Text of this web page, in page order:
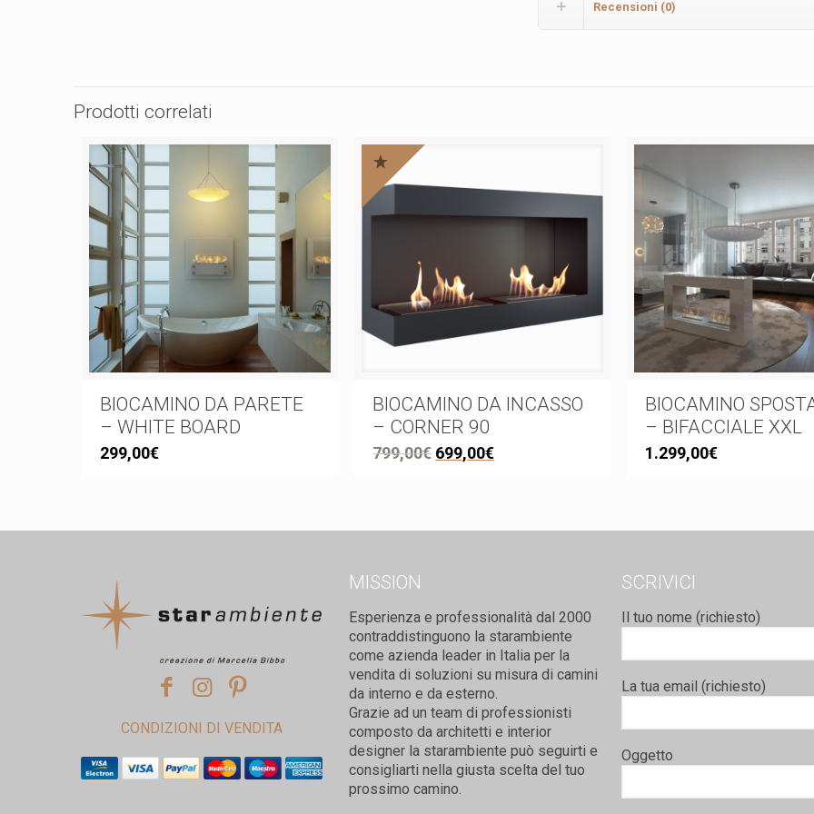
Recensioni (0)
Prodotti correlati
BIOCAMINO DA PARETE
– WHITE BOARD
299,00€
BIOCAMINO DA INCASSO
– CORNER 90
799,00€ 699,00€
BIOCAMINO
– BIFACCIALE XXL
1.299,00€
CONDIZIONI DI VENDITA
MISSION
Esperienza e professionalità dal 2000
contraddistinguono la starambiente
come azienda leader in Italia per la
vendita di soluzioni su misura di camini
da interno e da esterno.
Grazie ad un team di professionisti
composto da architetti e interior
designer la starambiente può seguirti e
consigliarti nella giusta scelta del tuo
prossimo camino.
SCRIVICI
Il tuo nome (richiesto)
La tua email (richiesto)
Oggetto